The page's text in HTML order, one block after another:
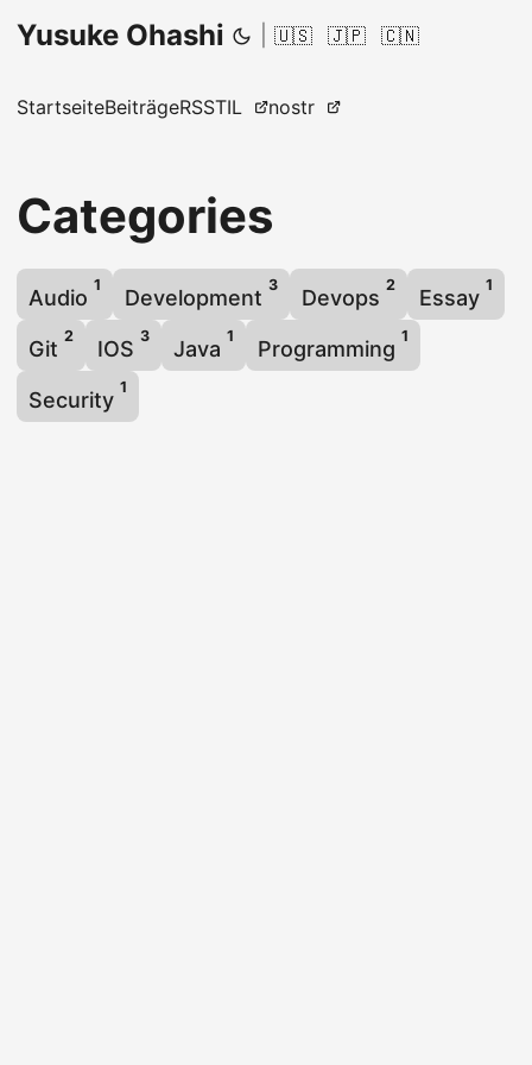
Yusuke Ohashi 🇺🇸 🇯🇵 🇨🇳
StartseiteBeiträgeRSSTIL nostr
Categories
Audio
1
Development
3
Devops
2
Essay
1
Git
2
IOS
3
Java
1
Programming
1
Security
1